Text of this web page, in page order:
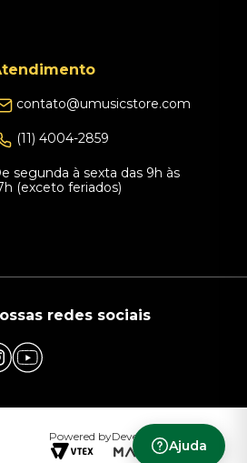
Ajuda
contato@umusicstore.com
(11) 4004-2859
segunda à sexta das 9h às
(exceto feriados)
redes sociais
Powered byDeveloped by